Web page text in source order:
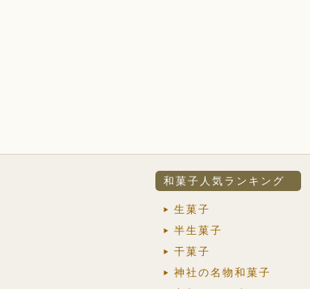
和菓子人気ランキング
生菓子
半生菓子
干菓子
神社の名物和菓子